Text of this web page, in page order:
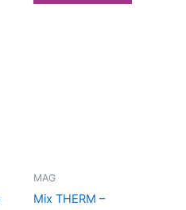
MAG
Mix THERM –